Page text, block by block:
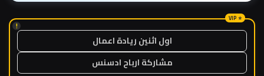
!
اول اثنين ريادة اعمال
مشاركة ارباح ادسنس